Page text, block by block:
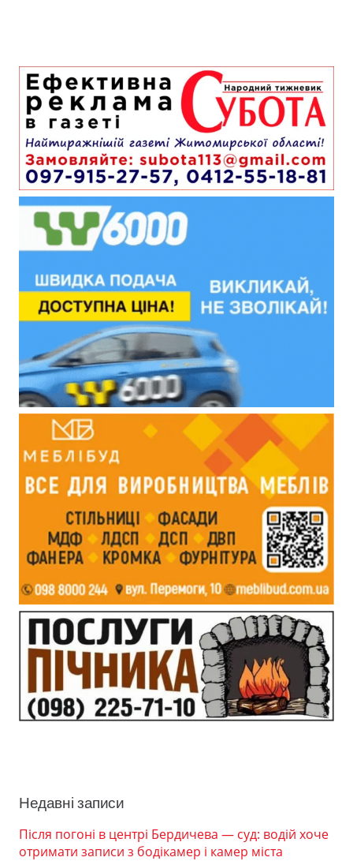
Недавні записи
Після погоні в центрі Бердичева — суд: водій хоче
отримати записи з бодікамер і камер міста